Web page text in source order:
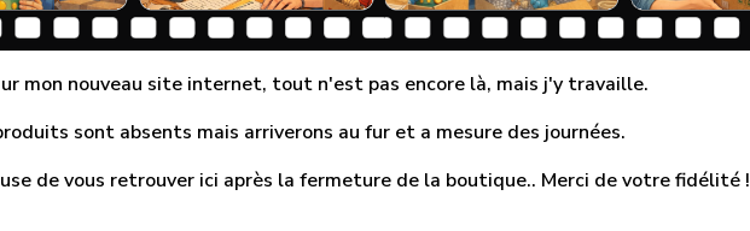
mon nouveau site internet, tout n'est pas encore là, mais j'y travaille.
sont absents mais arriverons au fur et a mesure des journées.
de vous retrouver ici après la fermeture de la boutique.. Merci de votre fidélité !